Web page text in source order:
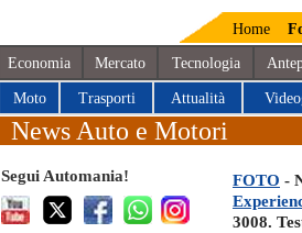
Home
Economia Mercato Tecnologia
Moto Trasporti Attualità
News Auto e Motori
Segui Automania! FOTO -
3008.